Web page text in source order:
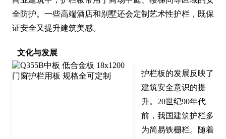
全防护。一些高端酒店和别墅还会定制艺术性护栏，既保
证安全又提升建筑美感。
文化与发展
护栏板的发展反映了
建筑安全意识的提
升。20世纪90年代
前，我国建筑护栏多
为简易铁栅栏。随着